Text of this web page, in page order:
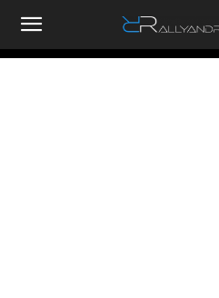
RallyandRaces.com